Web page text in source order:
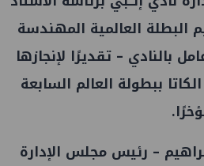
البطلة العالمية المهندسة
بالنادي – تقديرًا لإنجازها
ببطولة العالم السابعة
– رئيس مجلس الإدارة